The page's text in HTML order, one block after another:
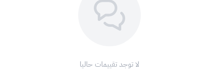
اضغط * 141 * ← أدخل كود البطاقة ← ثم اضغط
https://myzain.sa.zain.com/autoforms/portal/site/onlinet
لا توجد تقييمات حاليا